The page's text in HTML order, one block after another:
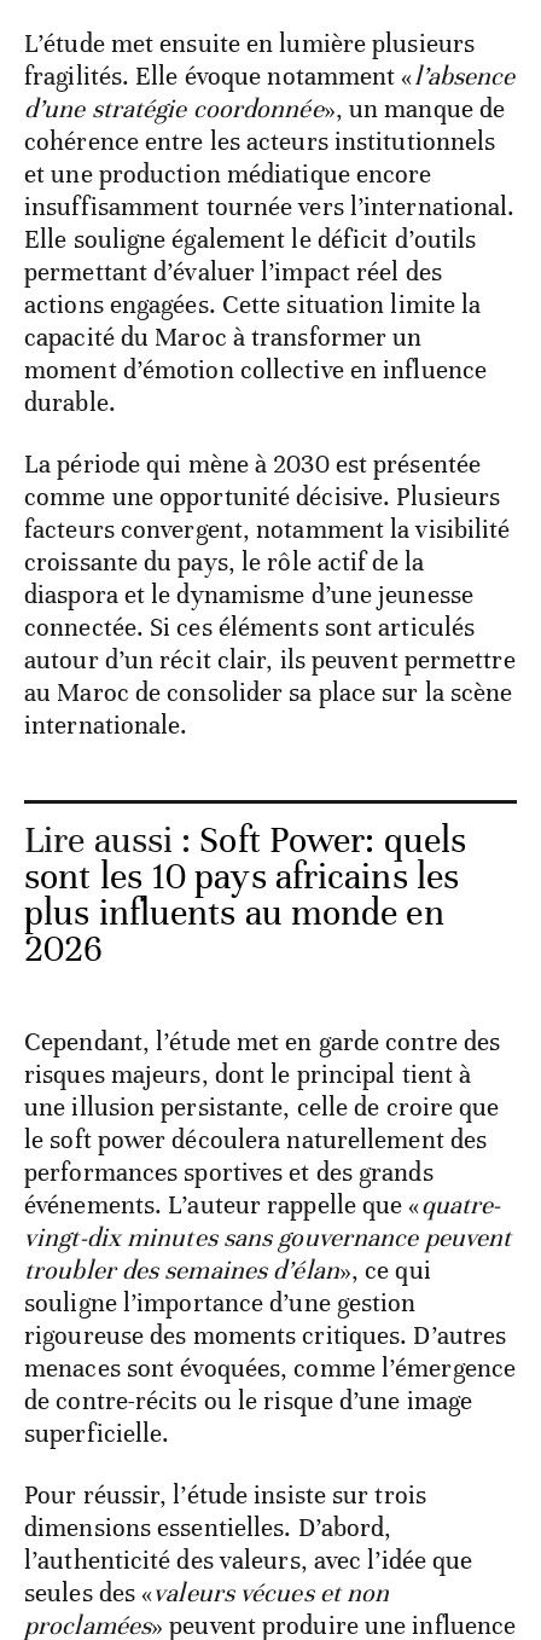
L’étude met ensuite en lumière plusieurs
fragilités. Elle évoque notamment «l’absence
d’une stratégie coordonnée», un manque de
cohérence entre les acteurs institutionnels
et une production médiatique encore
insuffisamment tournée vers l’international.
Elle souligne également le déficit d’outils
permettant d’évaluer l’impact réel des
actions engagées. Cette situation limite la
capacité du Maroc à transformer un
moment d’émotion collective en influence
durable.
La période qui mène à 2030 est présentée
comme une opportunité décisive. Plusieurs
facteurs convergent, notamment la visibilité
croissante du pays, le rôle actif de la
diaspora et le dynamisme d’une jeunesse
connectée. Si ces éléments sont articulés
autour d’un récit clair, ils peuvent permettre
au Maroc de consolider sa place sur la scène
internationale.
Lire aussi : Soft Power: quels
sont les 10 pays africains les
plus influents au monde en
2026
Cependant, l’étude met en garde contre des
risques majeurs, dont le principal tient à
une illusion persistante, celle de croire que
le soft power découlera naturellement des
performances sportives et des grands
événements. L’auteur rappelle que «quatre-
vingt-dix minutes sans gouvernance peuvent
troubler des semaines d’élan», ce qui
souligne l’importance d’une gestion
rigoureuse des moments critiques. D’autres
menaces sont évoquées, comme l’émergence
de contre-récits ou le risque d’une image
superficielle.
Pour réussir, l’étude insiste sur trois
dimensions essentielles. D’abord,
l’authenticité des valeurs, avec l’idée que
seules des «valeurs vécues et non
proclamées» peuvent produire une influence